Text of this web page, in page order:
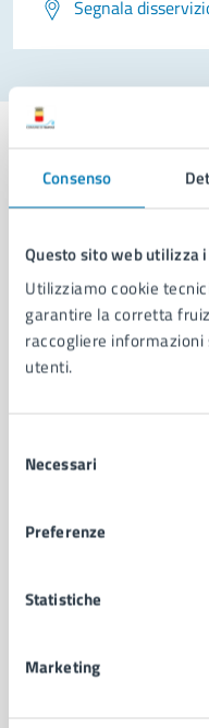
Consenso
Questo sito web utilizza
Utilizziamo cookie
garantire la corretta
raccogliere
utenti.
delNecessari
Preferenze
Statistiche
Marketing
Segnala
Comune di
AMMINISTRAZIONE
Aree amministrative
Organi di governo
Municipalità
Politici
Personale amministrativo
Intranet, posta aziendale
CATEGORIE DI SERVIZIO
Anagrafe e stato civile